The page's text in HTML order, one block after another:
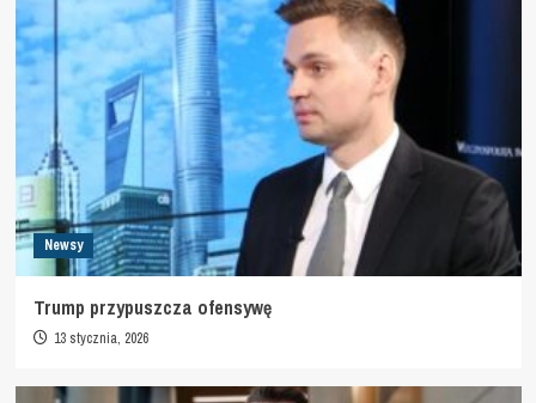
Newsy
Trump przypuszcza ofensywę
13 stycznia, 2026